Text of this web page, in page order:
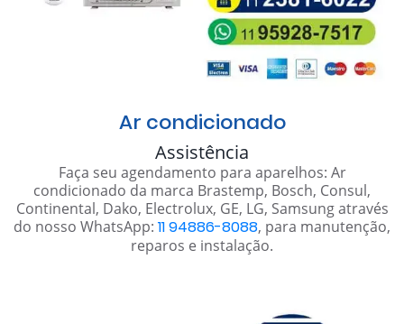
Ar condicionado
Assistência
Faça seu agendamento para aparelhos: Ar
condicionado da marca Brastemp, Bosch, Consul,
Continental, Dako, Electrolux, GE, LG, Samsung através
do nosso WhatsApp: 11 94886-8088, para manutenção,
reparos e instalação.